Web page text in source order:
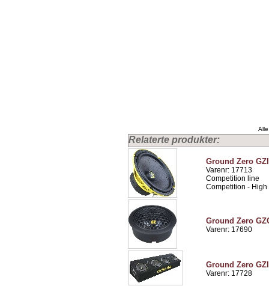
Relaterte produkter:
Ground Zero
Varenr: 17713
Competition line
Competition - High
Ground Zero
Varenr: 17690
Ground Zero
Varenr: 17728